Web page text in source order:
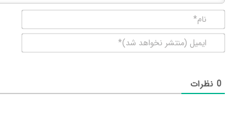
(منتشر
0نظرات